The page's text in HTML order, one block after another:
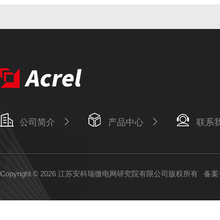
公司简介 产品中心 联系
Copyright © 2026 江苏安科瑞微电网研究院有限公司版权所有 备案